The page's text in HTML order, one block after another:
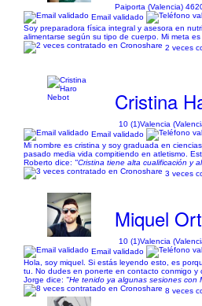
Paiporta (Valencia)
Email validado
Soy preparadora física integral y asesora en
alimentarse según su tipo de cuerpo. Mi meta
2 veces
Cristina
10 (1)Valencia
Email validado
Mi nombre es cristina y soy graduada en
pasado media vida compitiendo en atletismo.
Roberto dice: "Cristina tiene alta cualificación y
3 veces
Miquel
10 (1)Valencia
Email validado
Hola, soy miquel. Si estás leyendo esto, es
tu. No dudes en ponerte en contacto conmigo y
Jorge dice: "He tenido ya algunas sesiones con
8 veces